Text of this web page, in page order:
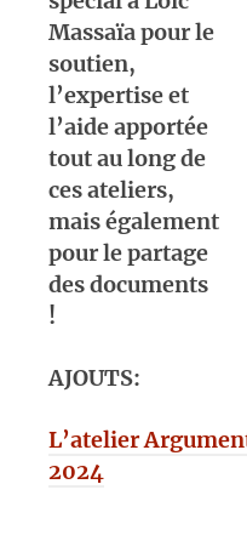
Massaïa pour le
soutien,
l’expertise et
l’aide apportée
tout au long de
ces ateliers,
mais également
pour le partage
des documents
!
AJOUTS:
L’atelier
2024